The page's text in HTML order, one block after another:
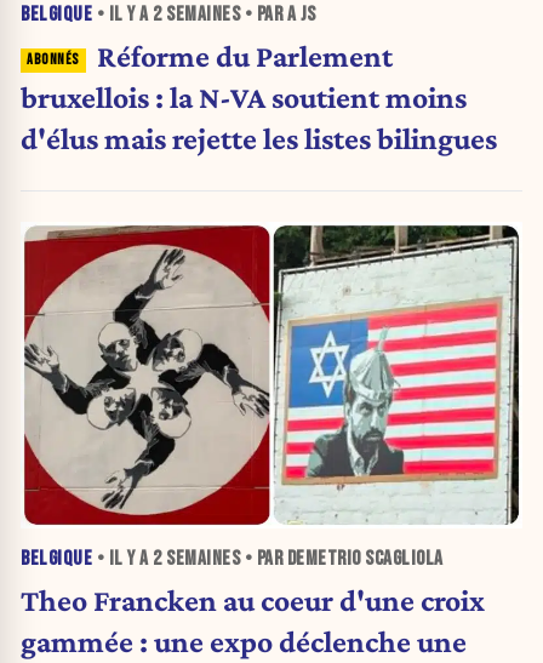
BELGIQUE • IL Y A 2 SEMAINES• PAR A JS
Réforme du Parlement
bruxellois : la N-VA soutient moins
d'élus mais rejette les listes bilingues
BELGIQUE • IL Y A 2 SEMAINES• PAR DEMETRIO SCAGLIOLA
Theo Francken au coeur d'une croix
gammée : une expo déclenche une